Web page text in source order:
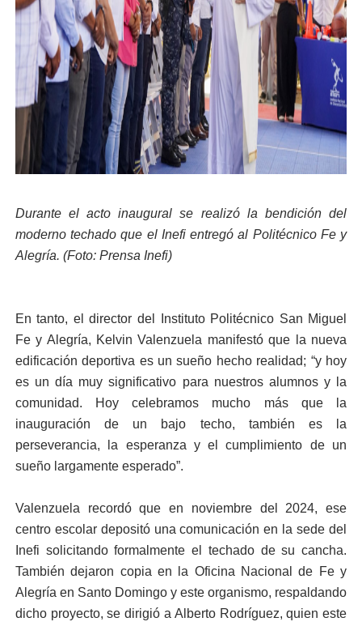
Durante el acto inaugural se realizó la bendición del
moderno techado que el Inefi entregó al Politécnico Fe y
Alegría. (Foto: Prensa Inefi)
En tanto, el director del Instituto Politécnico San Miguel
Fe y Alegría, Kelvin Valenzuela manifestó que la nueva
edificación deportiva es un sueño hecho realidad; “y hoy
es un día muy significativo para nuestros alumnos y la
comunidad. Hoy celebramos mucho más que la
inauguración de un bajo techo, también es la
perseverancia, la esperanza y el cumplimiento de un
sueño largamente esperado”.
Valenzuela recordó que en noviembre del 2024, ese
centro escolar depositó una comunicación en la sede del
Inefi solicitando formalmente el techado de su cancha.
También dejaron copia en la Oficina Nacional de Fe y
Alegría en Santo Domingo y este organismo, respaldando
dicho proyecto, se dirigió a Alberto Rodríguez, quien este